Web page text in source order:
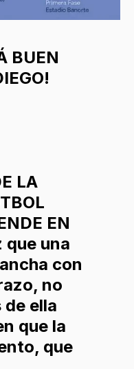
BUEN
LA
EN
que una
con
no
ella
que la
que